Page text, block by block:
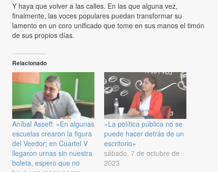
Y haya que volver a las calles. En las que alguna vez,
finalmente, las voces populares puedan transformar su
lamento en un coro unificado que tome en sus manos el timón
de sus propios días.
Relacionado
Aníbal Asseff: «En algunas
escuelas crearon la figura
del Veedor; en Cuartel V
llegaron urnas sin nuestra
boleta, espero que no
«La política pública no se
puede hacer detrás de un
escritorio»
sábado, 7 de octubre de
2023